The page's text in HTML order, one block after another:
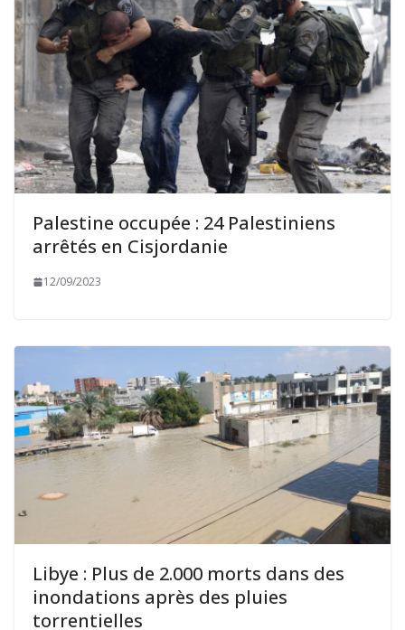
Palestine occupée : 24 Palestiniens
arrêtés en Cisjordanie
12/09/2023
Libye : Plus de 2.000 morts dans des
inondations après des pluies
torrentielles